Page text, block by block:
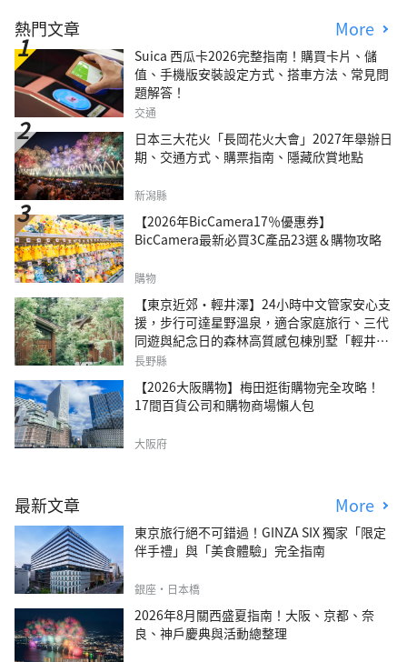
熱門文章 More
Suica 西瓜卡2026完整指南！購買卡片、儲
值、手機版安裝設定方式、搭車方法、常見問
題解答！
交通
日本三大花火「長岡花火大會」2027年舉辦日
期、交通方式、購票指南、隱藏欣賞地點
新潟縣
【2026年BicCamera17％優惠券】
BicCamera最新必買3C產品23選＆購物攻略
購物
【東京近郊・輕井澤】24小時中文管家安心支
援，步行可達星野溫泉，適合家庭旅行、三代
同遊與紀念日的森林高質感包棟別墅「輕井澤
森四季VILLA」
長野縣
【2026大阪購物】梅田逛街購物完全攻略！
17間百貨公司和購物商場懶人包
大阪府
最新文章 More
東京旅行絕不可錯過！GINZA SIX 獨家「限定
伴手禮」與「美食體驗」完全指南
銀座・日本橋
2026年8月關西盛夏指南！大阪、京都、奈
良、神戶慶典與活動總整理